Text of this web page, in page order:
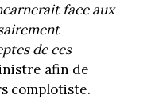
face aux
de ces
afin de
complotiste.